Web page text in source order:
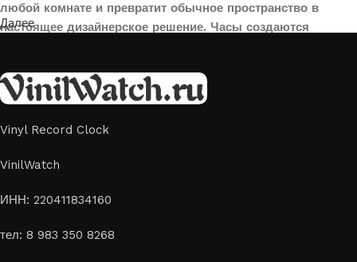
любой комнате и превратит обычное пространство в
настоящее дизайнерское решение. Часы создаются
аксессуар идеально подойдет для гостиной, спальни,
офиса или даже для оформления кафе, студии или
творческого пространства.
Картины на стекле и дереве
Лазерная гравировка на стекле или дереве, оригинальный
или украсить свой дом
Далее
Vinyl Record Clock
VinilWatch
ИНН: 220411834160
тел: 8 983 350 8268